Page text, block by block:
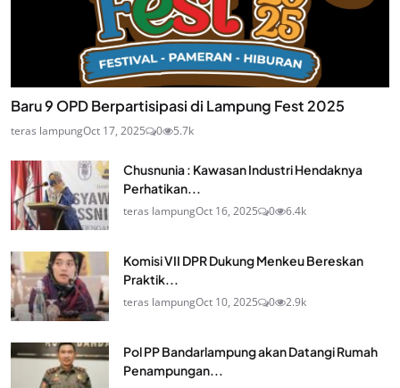
Baru 9 OPD Berpartisipasi di Lampung Fest 2025
teras lampungOct 17, 2025 0 5.7k
Chusnunia : Kawasan Industri Hendaknya
Perhatikan...
teras lampungOct 16, 2025 0 6.4k
Komisi VII DPR Dukung Menkeu Bereskan
Praktik...
teras lampungOct 10, 2025 0 2.9k
Pol PP Bandarlampung akan Datangi Rumah
Penampungan...